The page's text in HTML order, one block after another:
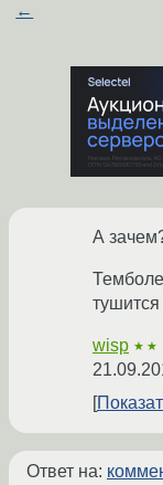
←
А
wisp ★★
Ответ на: